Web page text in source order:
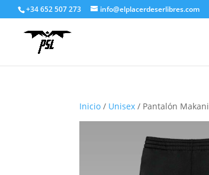
+34 652 507 273 info@elplacerdeserlibres.com
Inicio / Unisex / Pantalón Makani